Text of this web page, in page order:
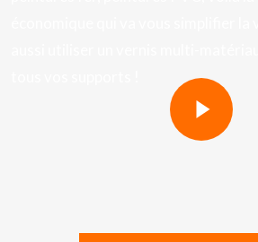
Play Video